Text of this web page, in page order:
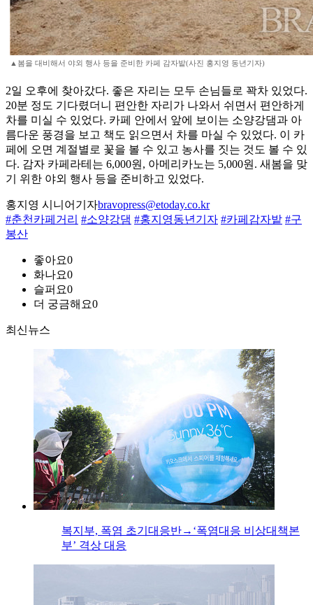
▲봄을 대비해서 야외 행사 등을 준비한 카페 감자밭(사진 홍지영 동년기자)
2일 오후에 찾아갔다. 좋은 자리는 모두 손님들로 꽉차 있었다.
20분 정도 기다렸더니 편안한 자리가 나와서 쉬면서 편안하게
차를 미실 수 있었다. 카페 안에서 앞에 보이는 소양강댐과 아
름다운 풍경을 보고 책도 읽으면서 차를 마실 수 있었다. 이 카
페에 오면 계절별로 꽃을 볼 수 있고 농사를 짓는 것도 볼 수 있
다. 감자 카페라테는 6,000원, 아메리카노는 5,000원. 새봄을 맞
기 위한 야외 행사 등을 준비하고 있었다.
홍지영 시니어기자bravopress@etoday.co.kr
#춘천카페거리 #소양강댐 #홍지영동년기자 #카페감자밭 #구
봉산
좋아요0
화나요0
슬퍼요0
더 궁금해요0
최신뉴스
복지부, 폭염 초기대응반→‘폭염대응 비상대책본
부’ 격상 대응